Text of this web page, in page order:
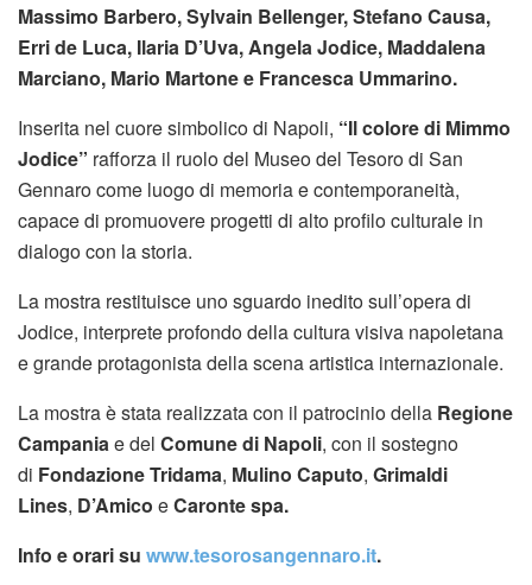
Massimo Barbero, Sylvain Bellenger, Stefano Causa,
Erri de Luca, Ilaria D’Uva, Angela Jodice, Maddalena
Marciano, Mario Martone e Francesca Ummarino.
Inserita nel cuore simbolico di Napoli, “Il colore di Mimmo
Jodice” rafforza il ruolo del Museo del Tesoro di San
Gennaro come luogo di memoria e contemporaneità,
capace di promuovere progetti di alto profilo culturale in
dialogo con la storia.
La mostra restituisce uno sguardo inedito sull’opera di
Jodice, interprete profondo della cultura visiva napoletana
e grande protagonista della scena artistica internazionale.
La mostra è stata realizzata con il patrocinio della Regione
Campaniae del Comune di Napoli, con il sostegno
di Fondazione Tridama, Mulino Caputo, Grimaldi
Lines, D’Amico eCaronte spa.
Info e orari su www.tesorosangennaro.it.